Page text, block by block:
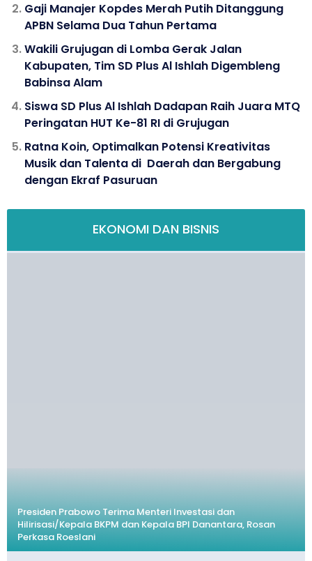
Gaji Manajer Kopdes Merah Putih Ditanggung
APBN Selama Dua Tahun Pertama
Wakili Grujugan di Lomba Gerak Jalan
Kabupaten, Tim SD Plus Al Ishlah Digembleng
Babinsa Alam
Siswa SD Plus Al Ishlah Dadapan Raih Juara MTQ
Peringatan HUT Ke-81 RI di Grujugan
Ratna Koin, Optimalkan Potensi Kreativitas
Musik dan Talenta di Daerah dan Bergabung
dengan Ekraf Pasuruan
EKONOMI DAN BISNIS
Presiden Prabowo Terima Menteri Investasi dan
Hilirisasi/Kepala BKPM dan Kepala BPI Danantara, Rosan
Perkasa Roeslani